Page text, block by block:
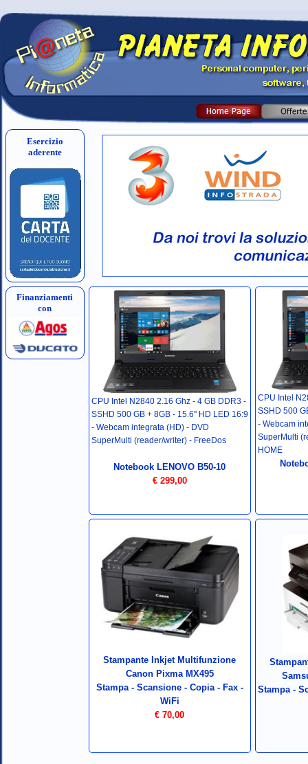
Esercizio
aderente
Finanziamenti
con
CPU Intel N2840 2.16 Ghz - 4 GB DDR3 -
SSHD 500 GB + 8GB - 15.6" HD LED 16:9
- Webcam integrata (HD) - DVD
SuperMulti (reader/writer) - FreeDos
Notebook LENOVO B50-10
€ 299,00
CPU Intel
SSHD 500
- Webcam
SuperMulti
HOME
Stampante Inkjet Multifunzione
Canon Pixma MX495
Stampa - Scansione - Copia - Fax -
WiFi
€ 70,00
Stampa -